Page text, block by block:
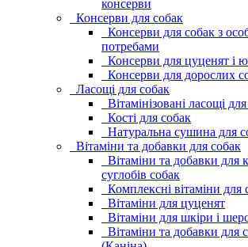
консерви
Консерви для собак
Консерви для собак з
потребами
Консерви для цуценят і
Консерви для дорослих
Ласощі для собак
Вітамінізовані ласощі
Кості для собак
Натуральна сушина для
Вітаміни та добавки для собак
Вітаміни та добавки для
суглобів собак
Комплексні вітаміни для
Вітаміни для цуценят
Вітаміни для шкіри і
Вітаміни та добавки для